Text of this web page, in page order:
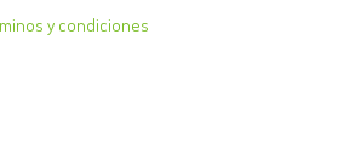
y condiciones